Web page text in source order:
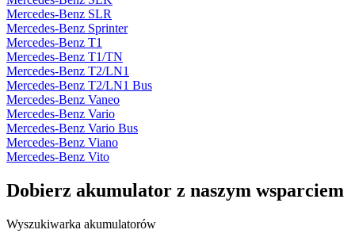
Mercedes-Benz SLR
Mercedes-Benz Sprinter
Mercedes-Benz T1
Mercedes-Benz T1/TN
Mercedes-Benz T2/LN1
Mercedes-Benz T2/LN1 Bus
Mercedes-Benz Vaneo
Mercedes-Benz Vario
Mercedes-Benz Vario Bus
Mercedes-Benz Viano
Mercedes-Benz Vito
Dobierz akumulator z naszym wsparciem
Wyszukiwarka akumulatorów